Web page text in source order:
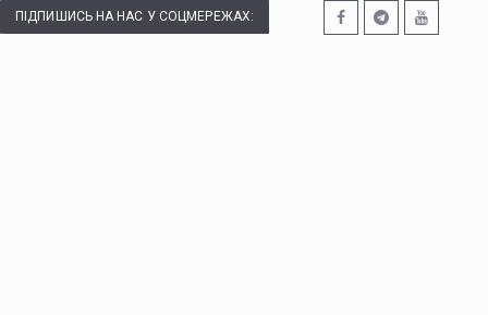
ПІДПИШИСЬ НА НАС У СОЦМЕРЕЖАХ: